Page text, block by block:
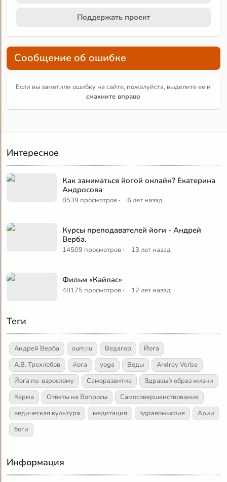
Поддержать проект
Сообщение об ошибке
Если вы заметили ошибку на сайте, пожалуйста, выделите её и
смахните вправо
Интересное
Как заниматься йогой онлайн? Екатерина
Андросова
8539 просмотров · 6 лет назад
Курсы преподавателей йоги - Андрей
Верба.
14509 просмотров · 13 лет назад
Фильм «Кайлас»
48175 просмотров · 12 лет назад
Теги
Андрей Верба oum.ru Ведагор
Йога
А.В. Трехлебов
йога yoga Веды
Andrey Verba
Йога по-взрослому
Саморазвитие
Здравый образ жизни
Карма
Ответы на Вопросы
Самосовершенствование
ведическая культура
медитация здравомыслие
Арии
боги
Информация